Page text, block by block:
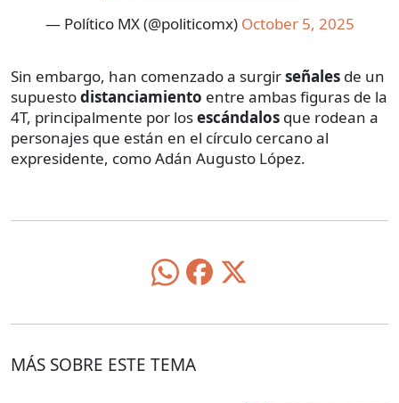
— Político MX (@politicomx) October 5, 2025
Sin embargo, han comenzado a surgirseñales de un
supuestodistanciamiento entre ambas figuras de la
4T, principalmente por losescándalos que rodean a
personajes que están en el círculo cercano al
expresidente, como Adán Augusto López.
MÁS SOBRE ESTE TEMA